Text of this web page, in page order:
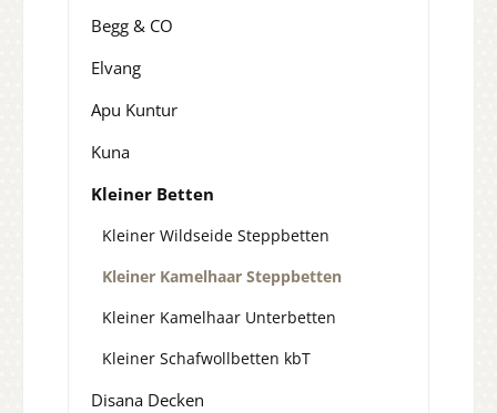
Begg & CO
Elvang
Apu Kuntur
Kuna
Kleiner Betten
Kleiner Wildseide Steppbetten
Kleiner Kamelhaar Steppbetten
Kleiner Kamelhaar Unterbetten
Kleiner Schafwollbetten kbT
Disana Decken